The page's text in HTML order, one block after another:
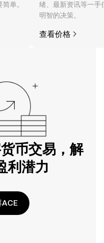
单。
绪、最新资讯等一手
明智的决策。
查看价格
币交易，解
利潜力